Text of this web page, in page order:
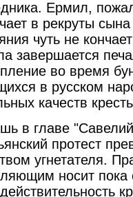
Ермил,
в рекруты
чуть не
завершается
во время
в русском
качеств
в главе
протест
угнетателя.
носит пока